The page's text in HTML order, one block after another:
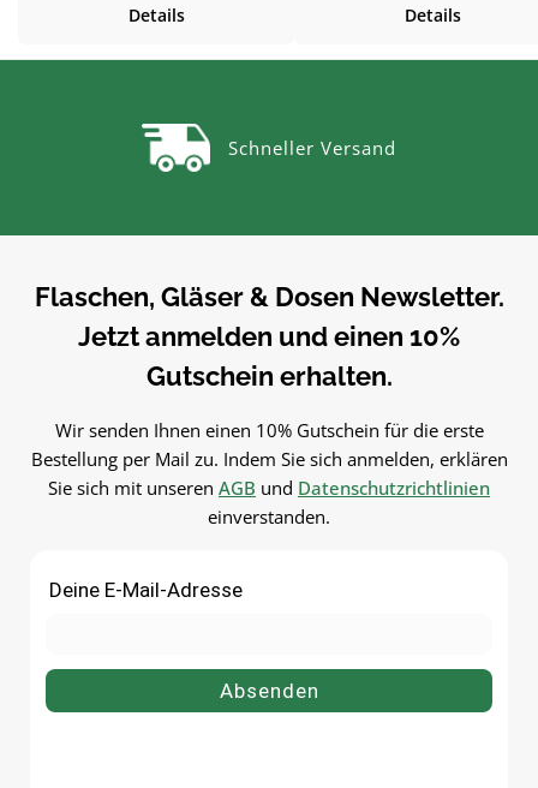
passend zu vielen Flaschen,
als Ersatz-Deckel für Gläser.
Einfach in der Anwendung und
langlebig im
Gebrauch reinigenGut trocknen
Twist-Off-Deckel bequem online
bei flaschen-glaeser-und-
dosen.de.
Details
vielen Flaschen, Gläsern
Twist-Off-Deckel bequem
dosen.de.
Details
Schneller Versand
Flaschen, Gläser & Dosen Newsletter.
Jetzt anmelden und einen 10%
Gutschein erhalten.
Wir senden Ihnen einen 10% Gutschein für die erste
Bestellung per Mail zu. Indem Sie sich anmelden, erklären
Sie sich mit unseren AGB und Datenschutzrichtlinien
einverstanden.